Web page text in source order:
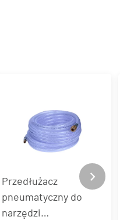
Elastyczny
uniwersalny wąż
gumowy NIPLAFLEX